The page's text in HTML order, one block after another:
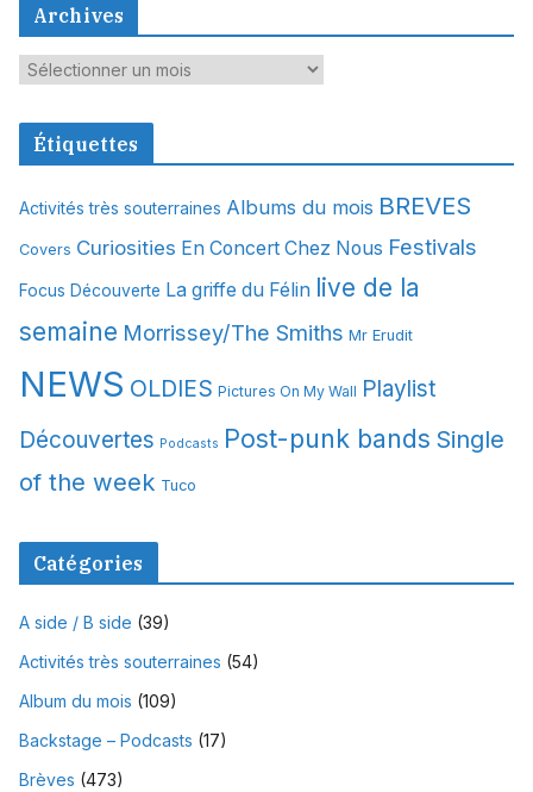
Archives
A
c
v
e
Étiquettes
Activités très souterraines Albums du mois BREVES
Covers Curiosities En Concert Chez Nous Festivals
Focus Découverte La griffe du Félin live de la
semaine Morrissey/The Smiths Mr Erudit
NEWS OLDIES Pictures On My Wall Playlist
Découvertes Podcasts Post-punk bands Single
of the week Tuco
Catégories
A side / B side (39)
Activités très souterraines (54)
Album du mois (109)
Backstage – Podcasts (17)
Brèves (473)